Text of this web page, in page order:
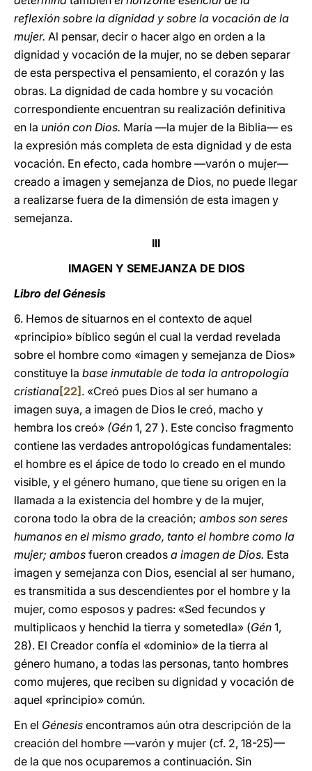
reflexión sobre la dignidad y sobre la vocación de la
mujer. Al pensar, decir o hacer algo en orden a la
dignidad y vocación de la mujer, no se deben separar
de esta perspectiva el pensamiento, el corazón y las
obras. La dignidad de cada hombre y su vocación
correspondiente encuentran su realización definitiva
en la unión con Dios. María —la mujer de la Biblia— es
la expresión más completa de esta dignidad y de esta
vocación. En efecto, cada hombre —varón o mujer—
creado a imagen y semejanza de Dios, no puede llegar
a realizarse fuera de la dimensión de esta imagen y
semejanza.
III
IMAGEN Y SEMEJANZA DE DIOS
Libro del Génesis
6. Hemos de situarnos en el contexto de aquel
«principio» bíblico según el cual la verdad revelada
sobre el hombre como «imagen y semejanza de Dios»
constituye la base inmutable de toda la antropología
cristiana[22] . «Creó pues Dios al ser humano a
imagen suya, a imagen de Dios le creó, macho y
hembra los creó» (Gén 1, 27 ). Este conciso fragmento
contiene las verdades antropológicas fundamentales:
el hombre es el ápice de todo lo creado en el mundo
visible, y el género humano, que tiene su origen en la
llamada a la existencia del hombre y de la mujer,
corona todo la obra de la creación; ambos son seres
humanos en el mismo grado, tanto el hombre como la
mujer; ambos fueron creados a imagen de Dios. Esta
imagen y semejanza con Dios, esencial al ser humano,
es transmitida a sus descendientes por el hombre y la
mujer, como esposos y padres: «Sed fecundos y
multiplicaos y henchid la tierra y sometedla» (Gén 1,
28). El Creador confía el «dominio» de la tierra al
género humano, a todas las personas, tanto hombres
como mujeres, que reciben su dignidad y vocación de
aquel «principio» común.
En el Génesis encontramos aún otra descripción de la
creación del hombre —varón y mujer (cf. 2, 18-25)—
de la que nos ocuparemos a continuación. Sin